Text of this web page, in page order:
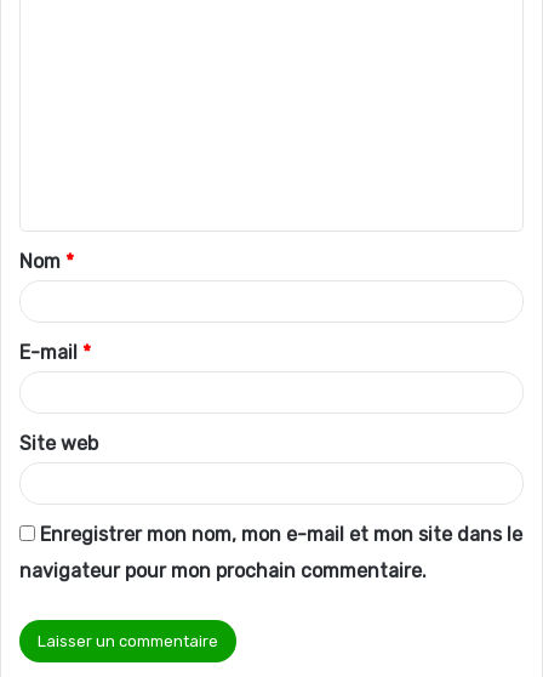
t
a
i
r
e
*
Nom *
E-mail *
Site web
Enregistrer mon nom, mon e-mail et mon site dans le
navigateur pour mon prochain commentaire.